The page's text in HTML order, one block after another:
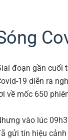
đoạn gần cuối
19 diễn ra
về mốc 650
vào lúc
gửi tín hiệu